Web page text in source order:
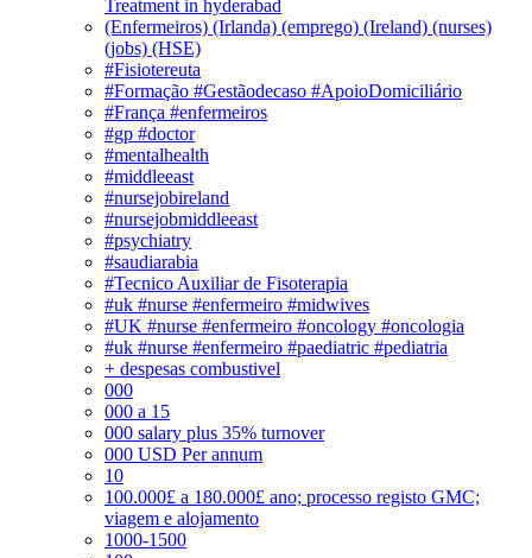
Treatment in hyderabad
(Enfermeiros) (Irlanda) (emprego) (Ireland) (nurses)
(jobs) (HSE)
#Fisiotereuta
#Formação #Gestãodecaso #ApoioDomiciliário
#França #enfermeiros
#gp #doctor
#mentalhealth
#middleeast
#nursejobireland
#nursejobmiddleeast
#psychiatry
#saudiarabia
#Tecnico Auxiliar de Fisoterapia
#uk #nurse #enfermeiro #midwives
#UK #nurse #enfermeiro #oncology #oncologia
#uk #nurse #enfermeiro #paediatric #pediatria
+ despesas combustivel
000
000 a 15
000 salary plus 35% turnover
000 USD Per annum
10
100.000£ a 180.000£ ano; processo registo GMC;
viagem e alojamento
1000-1500